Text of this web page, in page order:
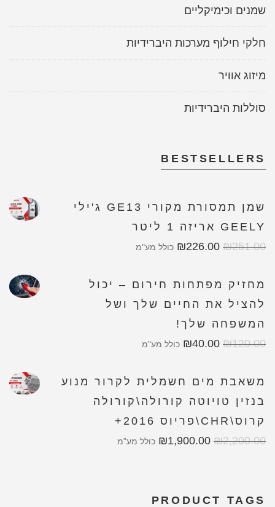
שמנים וכימיקליים
חלקי חילוף מערכות היברידיות
מיזוג אוויר
סוללות היברידיות
BESTSELLERS
שמן תמסורת מקורי GE13 ג'ילי
GEELY אריזה 1 ליטר
₪251.00
₪226.00 כולל מע"מ
מחזיק מפתחות חירום – יכול
להציל את החיים שלך ושל
המשפחה שלך!
₪120.00
₪40.00 כולל מע"מ
משאבת מים חשמלית לקרור מנוע
בנזין טויוטה קורולה\קורולה
קרוס\CHR\פריוס 2016+
₪2,200.00
₪1,900.00 כולל מע"מ
PRODUCT TAGS